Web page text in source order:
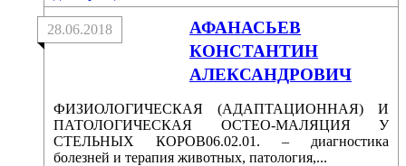
АФАНАСЬЕВ
КОНСТАНТИН
АЛЕКСАНДРОВИЧ
28.06.2018
ФИЗИОЛОГИЧЕСКАЯ (АДАПТАЦИОННАЯ) И
ПАТОЛОГИЧЕСКАЯ ОСТЕО-МАЛЯЦИЯ У
СТЕЛЬНЫХ КОРОВ06.02.01. – диагностика
болезней и терапия животных, патология,...